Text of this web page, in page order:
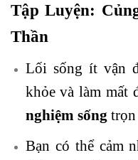
Tập Luyện:
Thần
Lối sống ít vận
khỏe và làm mất
nghiệm sống trọn
Bạn có thể cảm